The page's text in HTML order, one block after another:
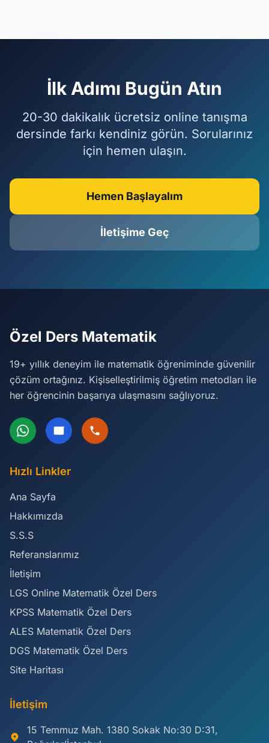
İlk Adımı Bugün Atın
20-30 dakikalık ücretsiz online tanışma
dersinde farkı kendiniz görün. Sorularınız
için hemen ulaşın.
Hemen Başlayalım
İletişime Geç
Özel Ders Matematik
19+ yıllık deneyim ile matematik öğreniminde güvenilir
çözüm ortağınız. Kişiselleştirilmiş öğretim metodları ile
her öğrencinin başarıya ulaşmasını sağlıyoruz.
Hızlı Linkler
Ana Sayfa
Hakkımızda
S.S.S
Referanslarımız
İletişim
LGS Online Matematik Özel Ders
KPSS Matematik Özel Ders
ALES Matematik Özel Ders
DGS Matematik Özel Ders
Site Haritası
İletişim
15 Temmuz Mah. 1380 Sokak No:30 D:31,